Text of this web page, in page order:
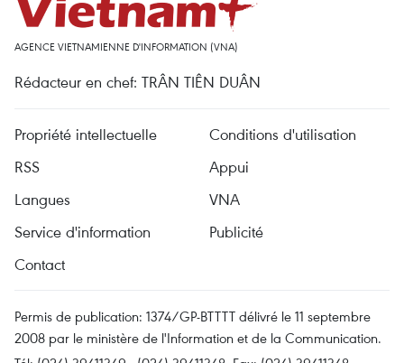
AGENCE VIETNAMIENNE D'INFORMATION (VNA)
Rédacteur en chef: TRÂN TIÊN DUÂN
Propriété intellectuelle
Conditions d'utilisation
RSS
Appui
Langues
VNA
Service d'information
Publicité
Contact
Permis de publication: 1374/GP-BTTTT délivré le 11 septembre
2008 par le ministère de l'Information et de la Communication.